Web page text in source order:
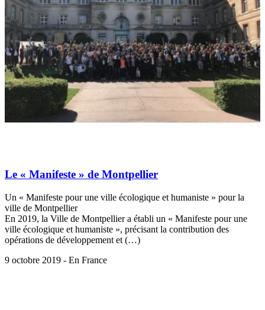
Le « Manifeste » de Montpellier
Un « Manifeste pour une ville écologique et humaniste » pour la
ville de Montpellier
En 2019, la Ville de Montpellier a établi un « Manifeste pour une
ville écologique et humaniste », précisant la contribution des
opérations de développement et (…)
9 octobre 2019 - En France